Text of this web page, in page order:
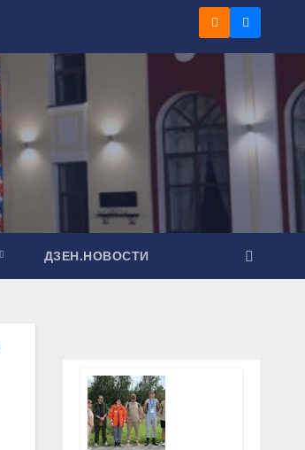
ДЗЕН.НОВОСТИ